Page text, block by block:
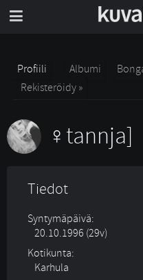
Profiili Albumi
Rekisteröidy »
tannja]
Tiedot
Syntymäpäivä:
20.10.1996 (29v)
Kotikunta:
Karhula